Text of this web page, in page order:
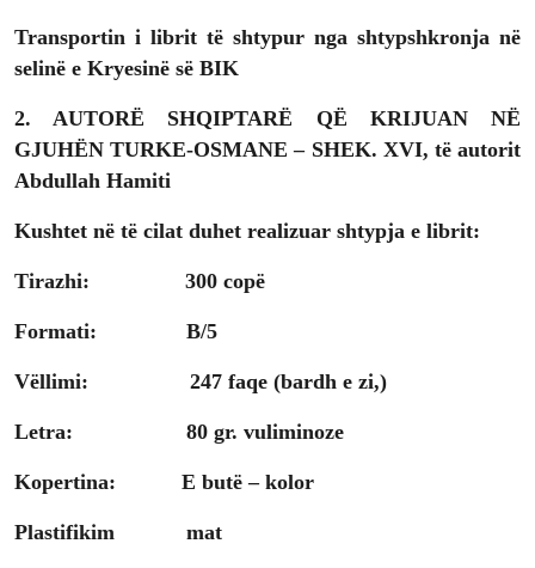
Transportin i librit të shtypur nga shtypshkronja në
selinë e Kryesinë së BIK
2. AUTORË SHQIPTARË QË KRIJUAN NË
GJUHËN TURKE-OSMANE – SHEK. XVI, të autorit
Abdullah Hamiti
Kushtet në të cilat duhet realizuar shtypja e librit:
Tirazhi: 300 copë
Formati: B/5
Vëllimi: 247 faqe (bardh e zi,)
Letra: 80 gr. vuliminoze
Kopertina: E butë – kolor
Plastifikim mat